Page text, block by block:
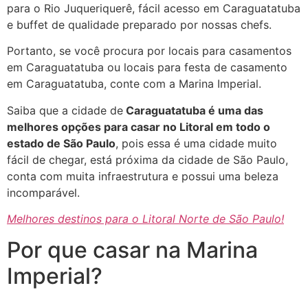
para o Rio Juqueriquerê, fácil acesso em Caraguatatuba
e buffet de qualidade preparado por nossas chefs.
Portanto, se você procura por locais para casamentos
em Caraguatatuba ou locais para festa de casamento
em Caraguatatuba, conte com a Marina Imperial.
Saiba que a cidade de Caraguatatuba é uma das
melhores opções para casar no Litoral em todo o
estado de São Paulo, pois essa é uma cidade muito
fácil de chegar, está próxima da cidade de São Paulo,
conta com muita infraestrutura e possui uma beleza
incomparável.
Melhores destinos para o Litoral Norte de São Paulo!
Por que casar na Marina
Imperial?